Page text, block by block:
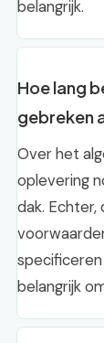
belangrijk.
Hoe lang
gebreken
Over het
oplevering
dak. Echter,
belangrijk